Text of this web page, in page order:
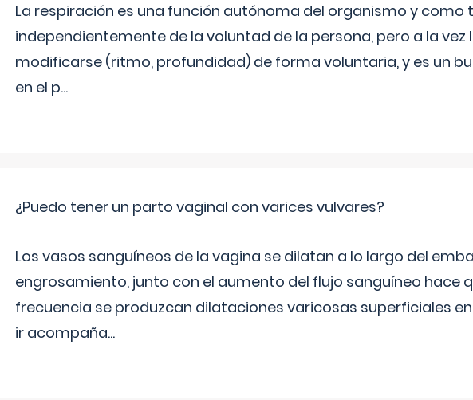
La respiración es una función autónoma del organismo y como
independientemente de la voluntad de la persona, pero a la vez
modificarse (ritmo, profundidad) de forma voluntaria, y es un
en el p...
¿Puedo tener un parto vaginal con varices vulvares?
Los vasos sanguíneos de la vagina se dilatan a lo largo del
engrosamiento, junto con el aumento del flujo sanguíneo hace
frecuencia se produzcan dilataciones varicosas superficiales en
ir acompaña...